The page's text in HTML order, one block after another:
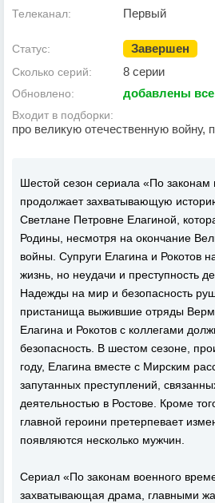
Телеканал: Первый
Статус: Завершен
Сколько серий: 8 серии
Обновлено: добавлены все
Входит в подборки:
про великую отечественную войну,
Шестой сезон сериала «По законам
продолжает захватывающую
Светлане Петровне Елагиной,
Родины, несмотря на окончание
войны. Супруги Елагина и Рокотов
жизнь, но неудачи и преступность
Надежды на мир и безопасность
пристанища выжившие отряды
Елагина и Рокотов с коллегами
безопасность. В шестом сезоне,
году, Елагина вместе с Мирским
запутанных преступлений,
деятельностью в Ростове. Кроме
главной героини претерпевает
появляются несколько мужчин.
Сериал «По законам военного
захватывающая драма, главными